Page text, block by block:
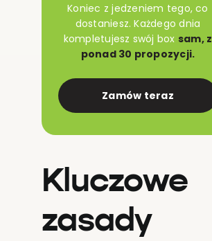
Koniec z jedzeniem tego, co
dostaniesz. Każdego dnia
kompletujesz swój box sam, z
ponad 30 propozycji.
Zamów teraz
Kluczowe
zasady